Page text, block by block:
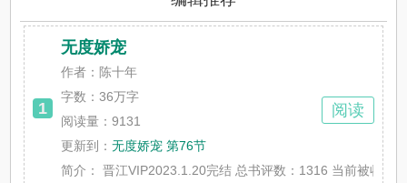
1
无度娇宠
作者：陈十年
字数：36万字
阅读量：9131
更新到：无度娇宠 第76节
简介：
晋江VIP2023.1.20完结 总书评数：1316 当前被收藏
阅读